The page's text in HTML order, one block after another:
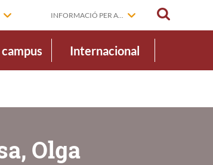
INFORMACIÓ PER A...
Internacional
Olga